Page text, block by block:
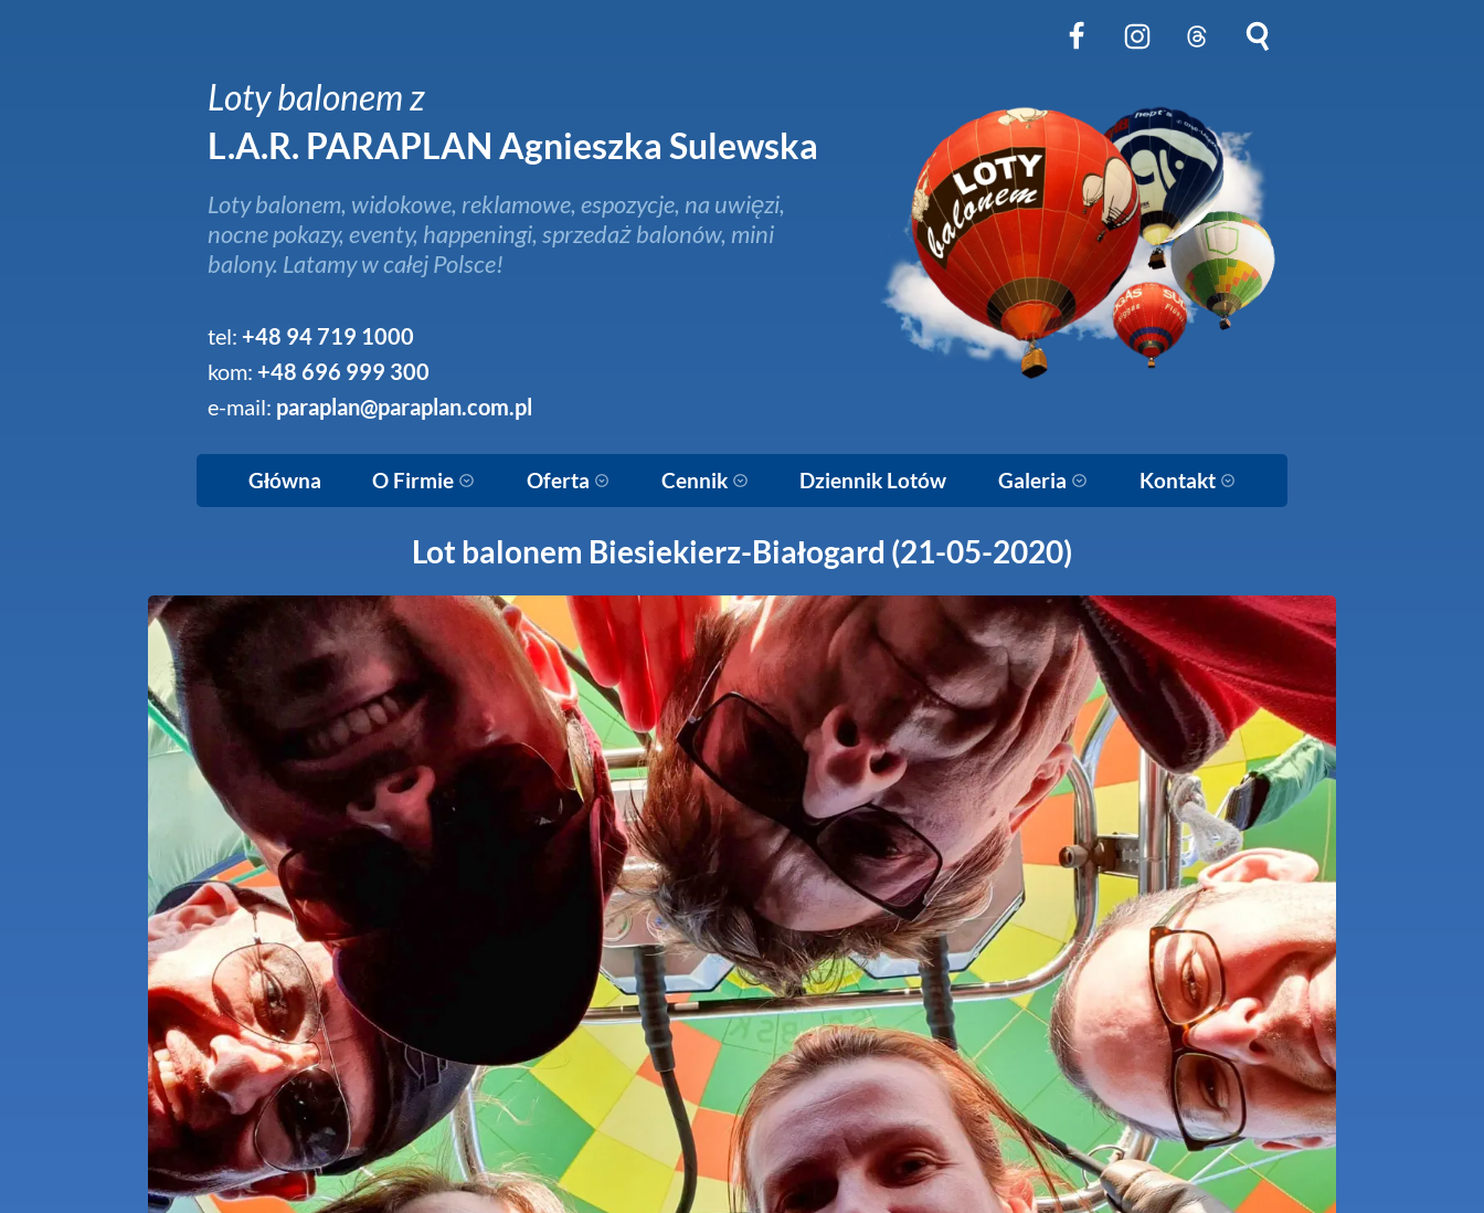
Loty balonem z
L.A.R. PARAPLAN Agnieszka Sulewska
Loty balonem, widokowe, reklamowe, espozycje, na uwięzi,
nocne pokazy, eventy, happeningi, sprzedaż balonów, mini
balony. Latamy w całej Polsce!
tel: +48 94 719 1000
kom: +48 696 999 300
e-mail: paraplan@paraplan.com.pl
Główna O Firmie Oferta Cennik Dziennik Lotów Galeria Kontakt
Lot balonem Biesiekierz-Białogard (21-05-2020)